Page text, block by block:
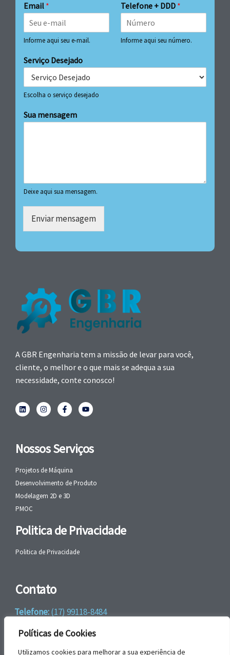
Políticas de Cookies
Utilizamos cookies para melhorar a sua experiência de
Email *
Informe aqui seu e-mail.
Telefone + DDD *
Informe aqui seu número.
Serviço Desejado
Escolha o serviço desejado
Sua mensagem
Deixe aqui sua mensagem.
Enviar mensagem
A GBR Engenharia tem a missão de levar para você,
cliente, o melhor e o que mais se adequa a sua
necessidade, conte conosco!
Nossos Serviços
Projetos de Máquina
Desenvolvimento de Produto
Modelagem 2D e 3D
PMOC
Politica de Privacidade
Politica de Privacidade
Contato
Telefone:(17) 99118-8484
WhatsApp:+55 (17) 99118-8484
email:faleconosco@gbrengenharia.com